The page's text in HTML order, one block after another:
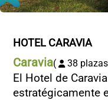
HOTEL CARAVIA
Caravia( 38
El Hotel de
estratégicamente